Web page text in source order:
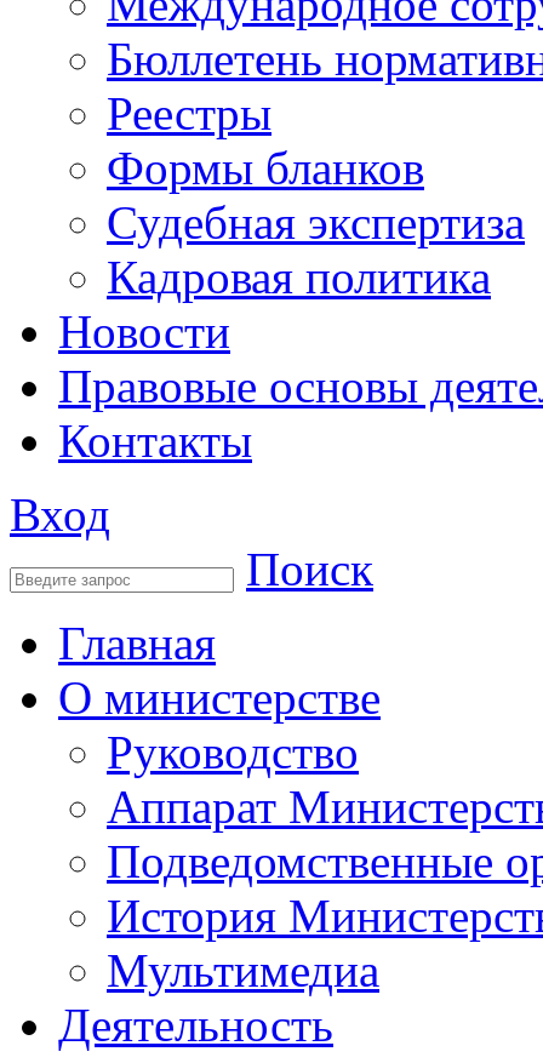
Бюллетень
Реестры
Формы бланков
Судебная экспертиза
Кадровая политика
Новости
Правовые основы
Контакты
Вход
Поиск
Главная
О министерстве
Руководство
Аппарат
Подведомственные
История
Мультимедиа
Деятельность